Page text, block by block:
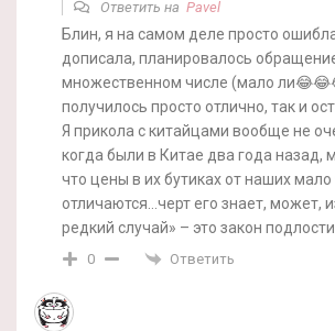
Ответить на Pavel
Блин, я на самом деле просто
дописала, планировалось
множественном числе (мало
получилось просто отлично, так и
Я прикола с китайцами вообще не
когда были в Китае два года назад,
что цены в их бутиках от наших
отличаются…черт его знает, может,
редкий случай» – это закон
0 Ответить